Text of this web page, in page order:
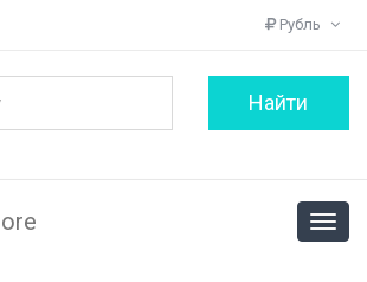
Рубль